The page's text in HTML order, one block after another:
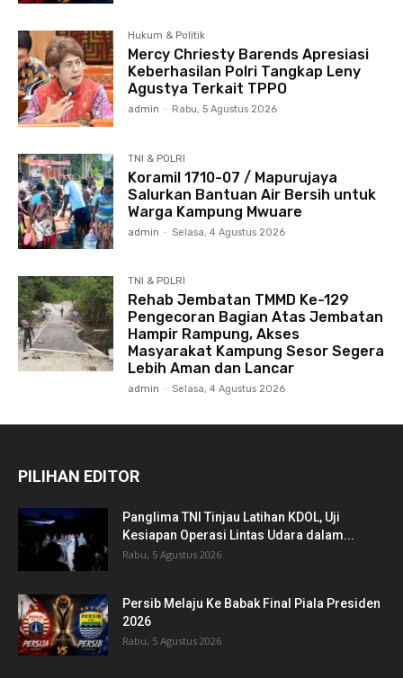
Hukum & Politik
Mercy Chriesty Barends Apresiasi
Keberhasilan Polri Tangkap Leny
Agustya Terkait TPPO
admin - Rabu, 5 Agustus 2026
TNI & POLRI
Koramil 1710-07 / Mapurujaya
Salurkan Bantuan Air Bersih untuk
Warga Kampung Mwuare
admin - Selasa, 4 Agustus 2026
TNI & POLRI
Rehab Jembatan TMMD Ke-129
Pengecoran Bagian Atas Jembatan
Hampir Rampung, Akses
Masyarakat Kampung Sesor Segera
Lebih Aman dan Lancar
admin - Selasa, 4 Agustus 2026
PILIHAN EDITOR
Panglima TNI Tinjau Latihan KDOL, Uji
Kesiapan Operasi Lintas Udara dalam...
Rabu, 5 Agustus 2026
Persib Melaju Ke Babak Final Piala Presiden
2026
Rabu, 5 Agustus 2026